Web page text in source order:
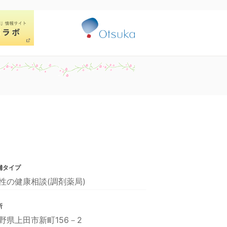
タイプ
の健康相談(調剤薬局)
県上田市新町156－2